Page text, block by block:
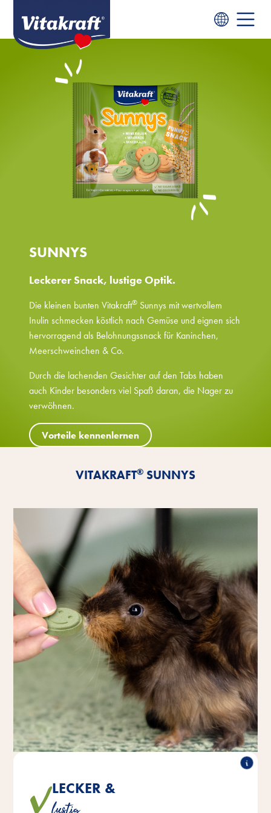
SUNNYS
Leckerer Snack, lustige Optik.
Die kleinen bunten Vitakraft® Sunnys mit wertvollem
Inulin schmecken köstlich nach Gemüse und eignen sich
hervorragend als Belohnungssnack für Kaninchen,
Meerschweinchen & Co.
Durch die lachenden Gesichter auf den Tabs haben
auch Kinder besonders viel Spaß daran, die Nager zu
verwöhnen.
Vorteile kennenlernen
VITAKRAFT® SUNNYS
LECKER &
Die kleinen bunten Sunnys schmecken köstlich nach